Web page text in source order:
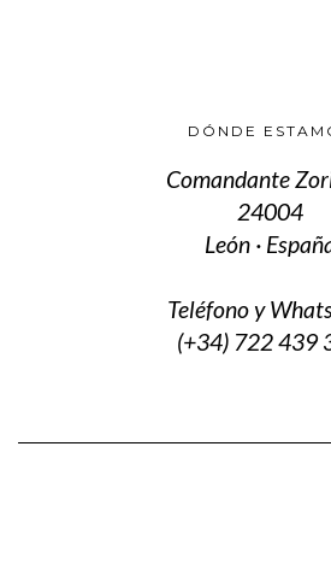
DÓNDE
Comandante
24004
León ·
Teléfono y
(+34) 722 439